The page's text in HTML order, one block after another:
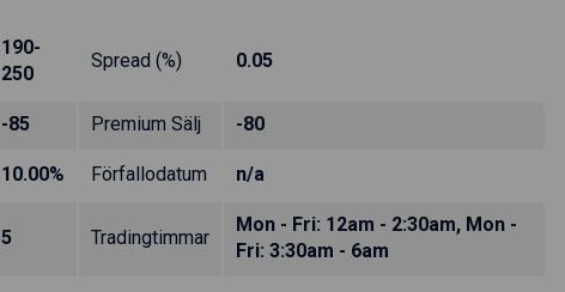
190-
250
Spread (%) 0.05
-85 Premium Sälj -80
10.00% Förfallodatum n/a
5 Tradingtimmar
Mon - Fri: 12am - 2:30am, Mon -
Fri: 3:30am - 6am